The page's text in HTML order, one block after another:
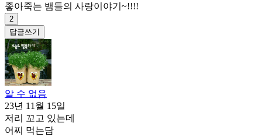
좋아죽는 뱀들의 사랑이야기~!!!!
2
답글쓰기
알 수 없음
23년 11월 15일
저리 꼬고 있는데
어찌 먹는담